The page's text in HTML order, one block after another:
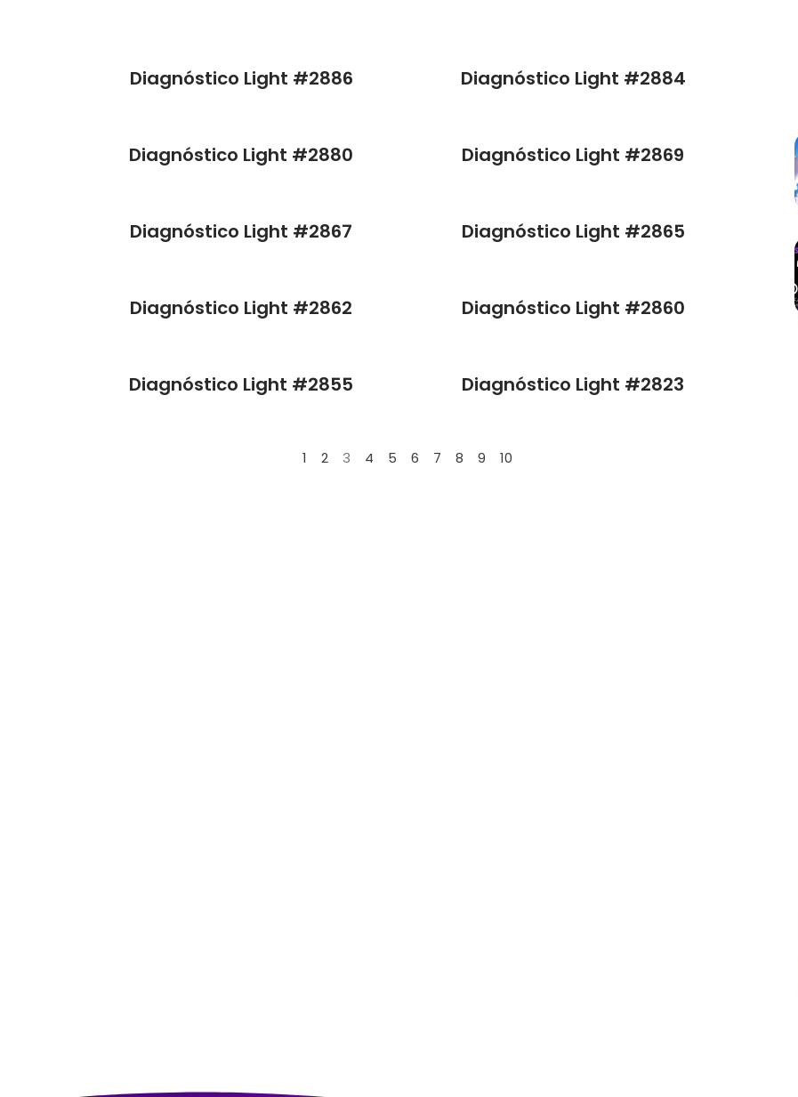
Diagnóstico Light #2886 Diagnóstico Light #2884
Diagnóstico Light #2880 Diagnóstico Light #2869
Diagnóstico Light #2867 Diagnóstico Light #2865
Diagnóstico Light #2862 Diagnóstico Light #2860
Diagnóstico Light #2855 Diagnóstico Light #2823
1 2 3 4 5 6 7 8 9 10